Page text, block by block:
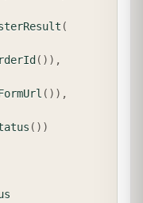
(
( ) ) ,
( ) ) ,
( ) )